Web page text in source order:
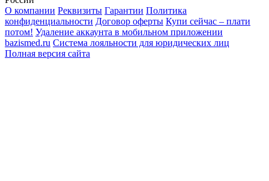
О компании Реквизиты Гарантии Политика
конфиденциальности Договор оферты Купи сейчас – плати
потом! Удаление аккаунта в мобильном приложении
bazismed.ru Система лояльности для юридических лиц
Полная версия сайта